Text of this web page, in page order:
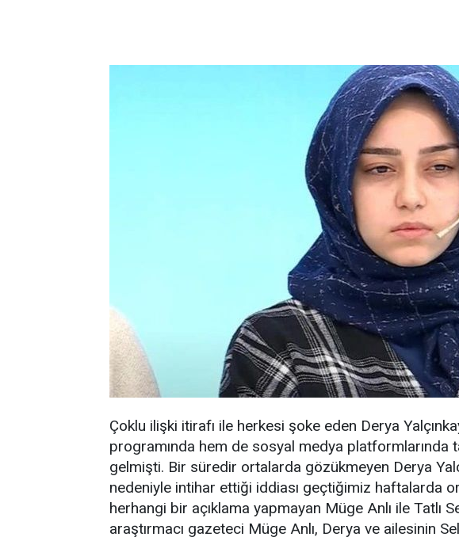
Çoklu ilişki itirafı ile herkesi şoke eden Derya
programında hem de sosyal medya platformlarında
gelmişti. Bir süredir ortalarda gözükmeyen Derya
nedeniyle intihar ettiği iddiası geçtiğimiz haftalarda
herhangi bir açıklama yapmayan Müge Anlı ile Tatlı
araştırmacı gazeteci Müge Anlı, Derya ve ailesinin